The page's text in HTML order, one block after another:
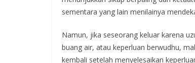
sementara yang lain menilainya
Namun, jika seseorang keluar karena
buang air, atau keperluan berwudhu,
kembali setelah menyelesaikan